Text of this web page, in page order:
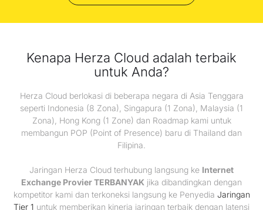
Kenapa Herza Cloud adalah terbaik
untuk Anda?
Herza Cloud berlokasi di beberapa negara di Asia Tenggara
seperti Indonesia (8 Zona), Singapura (1 Zona), Malaysia (1
Zona), Hong Kong (1 Zone) dan Roadmap kami untuk
membangun POP (Point of Presence) baru di Thailand dan
Filipina.
Jaringan Herza Cloud terhubung langsung ke Internet
Exchange Provier TERBANYAK jika dibandingkan dengan
kompetitor kami dan terkoneksi langsung ke Penyedia Jaringan
Tier 1 untuk memberikan kinerja jaringan terbaik dengan latensi